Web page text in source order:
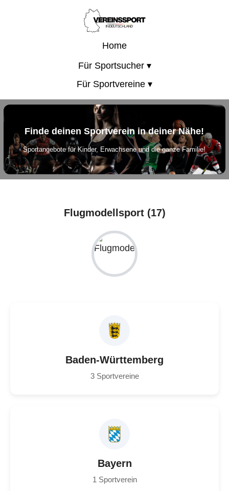
Home
Für Sportsucher ▾
Für Sportvereine ▾
Finde deinen Sportverein in deiner Nähe!
Sportangebote für Kinder, Erwachsene und die ganze Familie!
Flugmodellsport (17)
Baden-Württemberg
3 Sportvereine
Bayern
1 Sportverein